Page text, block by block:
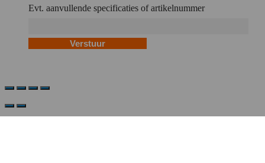
Evt. aanvullende specificaties of artikelnummer